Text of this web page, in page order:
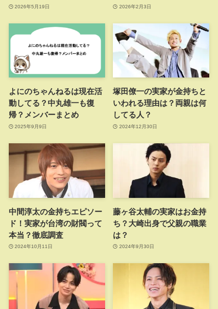
2026年5月19日 2026年2月3日
よにのちゃんねるは現在活
動してる？中丸雄一も復
帰？メンバーまとめ
2025年9月9日
塚田僚一の実家が金持ちと
いわれる理由は？両親は何
してる人？
2024年12月30日
中間淳太の金持ちエピソー
ド！実家が台湾の財閥って
本当？徹底調査
2024年10月11日
藤ヶ谷太輔の実家はお金持
ち？大崎出身で父親の職業
は？
2024年9月30日